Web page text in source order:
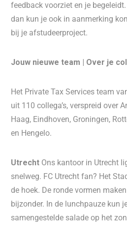
feedback voorziet en je
dan kun je ook in aanmerking
bij je afstudeerproject.
Jouw nieuwe team | Over je
Het Private Tax Services team
uit 110 collega’s, verspreid over
Haag, Eindhoven, Groningen,
en Hengelo.
Utrecht Ons kantoor in Utrecht
snelweg. FC Utrecht fan? Het
de hoek. De ronde vormen
bijzonder. In de lunchpauze kun
samengestelde salade op het